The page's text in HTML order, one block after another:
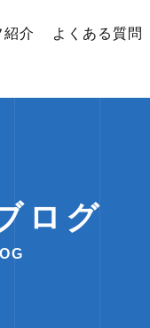
紹介 よくある質問
ログ